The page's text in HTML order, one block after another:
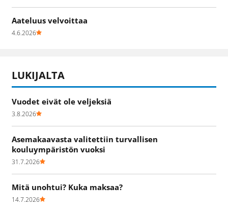
Aateluus velvoittaa
4.6.2026
LUKIJALTA
Vuodet eivät ole veljeksiä
3.8.2026
Asemakaavasta valitettiin turvallisen
kouluympäristön vuoksi
31.7.2026
Mitä unohtui? Kuka maksaa?
14.7.2026